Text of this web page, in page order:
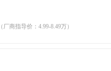
（厂商指导价：4.99-8.49万）